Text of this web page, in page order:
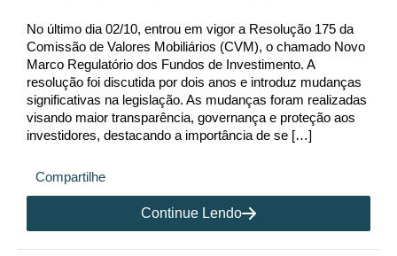
No último dia 02/10, entrou em vigor a Resolução 175 da
Comissão de Valores Mobiliários (CVM), o chamado Novo
Marco Regulatório dos Fundos de Investimento. A
resolução foi discutida por dois anos e introduz mudanças
significativas na legislação. As mudanças foram realizadas
visando maior transparência, governança e proteção aos
investidores, destacando a importância de se […]
Compartilhe
Continue Lendo